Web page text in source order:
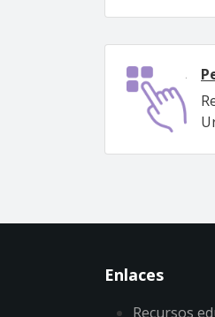
Enlaces
Recursos